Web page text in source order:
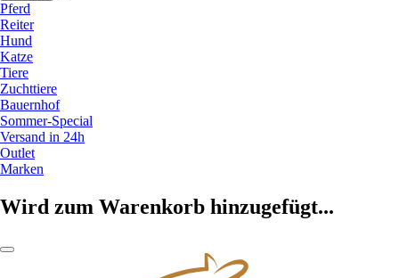
Pferd
Reiter
Hund
Katze
Tiere
Zuchttiere
Bauernhof
Sommer-Special
Versand in 24h
Outlet
Marken
Wird zum Warenkorb hinzugefügt...